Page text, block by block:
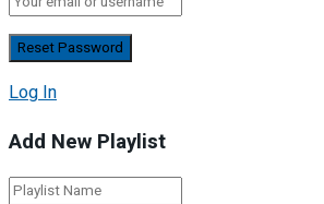
Log In
Add New Playlist